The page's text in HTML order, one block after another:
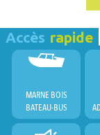
Accès rapide
MARNE BOIS
BATEAU-BUS